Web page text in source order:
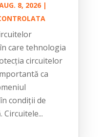
8, 2026|
care tehnologia
circuitelor
ca
condiții de